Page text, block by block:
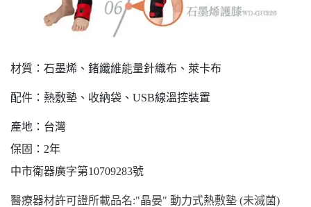
材質：石墨烯、鍺纖維能量針織布、萊卡布
配件：熱敷墊、收納袋、 USB線溫控裝置
產地：台灣
保固： 2年
中市衛器廣字第10709283號
醫療器材許可證所載品名:"晶晏" 動力式熱敷墊 (未滅菌)